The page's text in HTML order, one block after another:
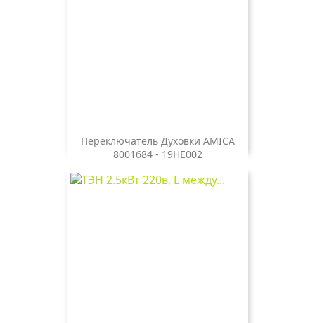
Переключатель Духовки AMICA
8001684 - 19HE002